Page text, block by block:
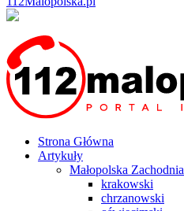
Strona Główna
Artykuły
Małopolska Zachodnia
krakowski
chrzanowski